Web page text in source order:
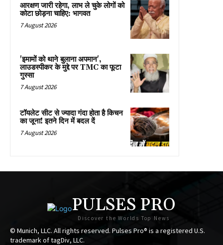
आरक्षण जारी रहेगा, लाभ ले चुके लोगों को
कोटा छोड़ना चाहिए: भागवत
7 August 2026
'इमामों को थाने बुलाना अपमान',
लाउडस्पीकर के मुद्दे पर TMC का फूटा
गुस्सा
7 August 2026
टॉयलेट सीट से ज्यादा गंदा होता है किचन
का जूना! इतने दिन में बदल दें
7 August 2026
PULSES PRO
Discover the Worlds Top News
© Munich, LLC. All rights reserved. Pulses Pro® is a registered U.S.
trademark of tagDiv, LLC.